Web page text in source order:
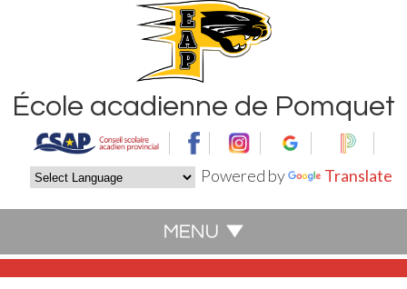
Powered by Translate
École acadienne de Pomquet